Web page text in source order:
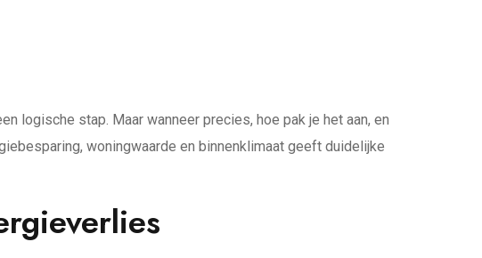
logische stap. Maar wanneer precies, hoe pak je het aan, en
woningwaarde en binnenklimaat geeft duidelijke